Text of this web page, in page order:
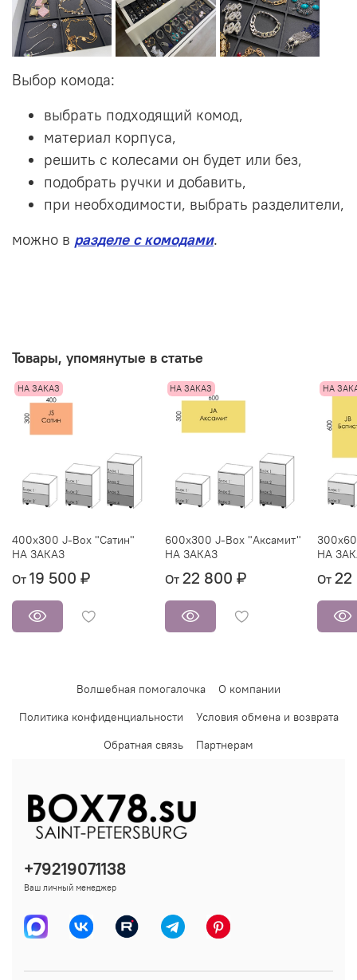
Выбор комода:
выбрать подходящий комод,
материал корпуса,
решить с колесами он будет или без,
подобрать ручки и добавить,
при необходимости, выбрать разделители,
можно в разделе с комодами.
Товары, упомянутые в статье
НА ЗАКАЗ
400х300 J-Box "Сатин"
НА ЗАКАЗ
От 19 500 ₽
НА ЗАКАЗ
600х300 J-Box "Аксамит"
НА ЗАКАЗ
От 22 800 ₽
НА
НА
От 22
Волшебная помогалочка
О компании
Политика конфиденциальности
Условия обмена и возврата
Обратная связь
Партнерам
+79219071138
Ваш личный менеджер